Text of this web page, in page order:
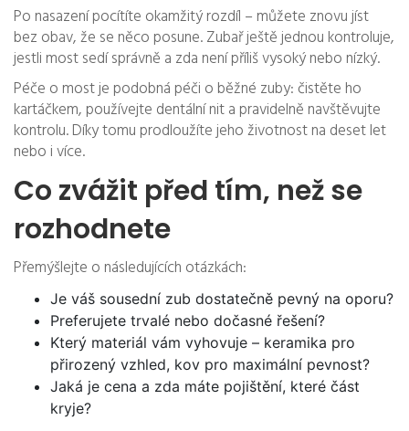
Po nasazení pocítíte okamžitý rozdíl – můžete znovu jíst
bez obav, že se něco posune. Zubař ještě jednou kontroluje,
jestli most sedí správně a zda není příliš vysoký nebo nízký.
Péče o most je podobná péči o běžné zuby: čistěte ho
kartáčkem, používejte dentální nit a pravidelně navštěvujte
kontrolu. Díky tomu prodloužíte jeho životnost na deset let
nebo i více.
Co zvážit před tím, než se
rozhodnete
Přemýšlejte o následujících otázkách:
Je váš sousední zub dostatečně pevný na oporu?
Preferujete trvalé nebo dočasné řešení?
Který materiál vám vyhovuje – keramika pro
přirozený vzhled, kov pro maximální pevnost?
Jaká je cena a zda máte pojištění, které část
kryje?